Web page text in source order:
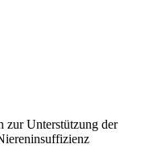
Unterstützung der